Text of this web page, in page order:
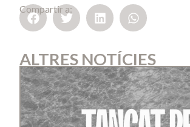
Compartir a:
ALTRES NOTÍCIES